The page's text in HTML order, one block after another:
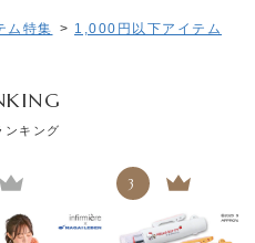
ム特集 > 1,000円以下アイテム
ンキング
3